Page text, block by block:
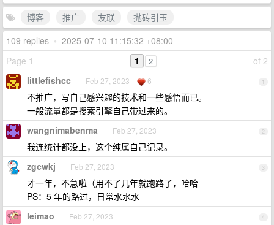
博客
推广 友联
抛砖引玉
109 replies • 2025-07-10 11:15:32 +08:00
Page 1
of 2
1 2
1
littlefishcc Feb 27, 2023 6
不推广，写自己感兴趣的技术和一些感悟而已。
一般流量都是搜索引擎自己带过来的。
2
wangnimabenma Feb 27, 2023
我连统计都没上，这个纯属自己记录。
3
zgcwkj Feb 27, 2023
才一年，不急啦（用不了几年就跑路了，哈哈
PS：5 年的路过，日常水水水
4
leimao Feb 27, 2023